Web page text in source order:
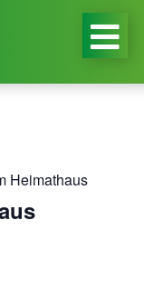
Heimathaus